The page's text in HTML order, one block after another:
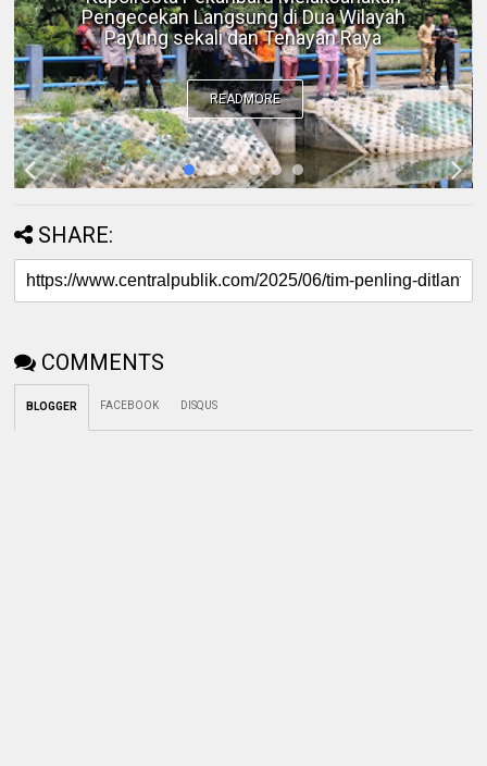
Kerusakan Lingkungan pada Akhirnya
Menjadi Ancaman Keamanan
READMORE
SHARE:
COMMENTS
BLOGGER FACEBOOK DISQUS